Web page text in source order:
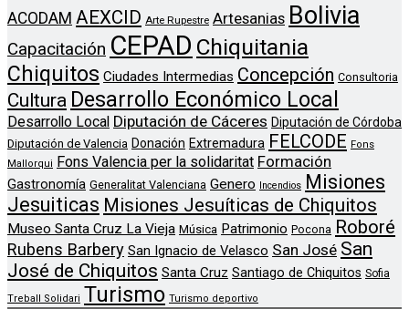
ACODAM AEXCID Arte Rupestre Artesanias Bolivia
Capacitación CEPAD Chiquitania
Chiquitos Ciudades Intermedias Concepción Consultoria
Cultura Desarrollo Económico Local
Desarrollo Local Diputación de Cáceres Diputación de Córdoba
Diputación de Valencia Donación Extremadura FELCODE Fons
Mallorqui
Fons Valencia per la solidaritat Formación
Gastronomía Generalitat Valenciana Genero Incendios
Misiones
Jesuiticas Misiones Jesuíticas de Chiquitos
Museo Santa Cruz La Vieja Música Patrimonio Pocona Roboré
Rubens Barbery San Ignacio de Velasco San José San
José de Chiquitos Santa Cruz Santiago de Chiquitos Sofia
Treball Solidari Turismo Turismo deportivo